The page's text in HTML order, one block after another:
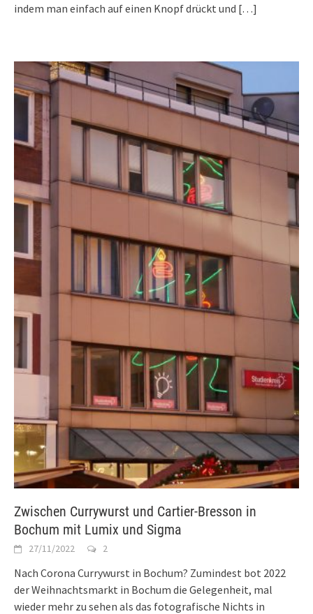
indem man einfach auf einen Knopf drückt und […]
Zwischen Currywurst und Cartier-Bresson in
Bochum mit Lumix und Sigma
27/11/2022 2
Nach Corona Currywurst in Bochum? Zumindest bot 2022
der Weihnachtsmarkt in Bochum die Gelegenheit, mal
wieder mehr zu sehen als das fotografische Nichts in